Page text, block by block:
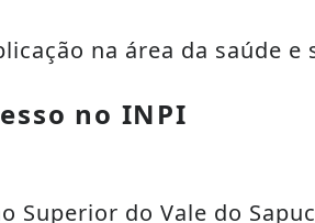
na área da saúde
no INPI
Superior do Vale do